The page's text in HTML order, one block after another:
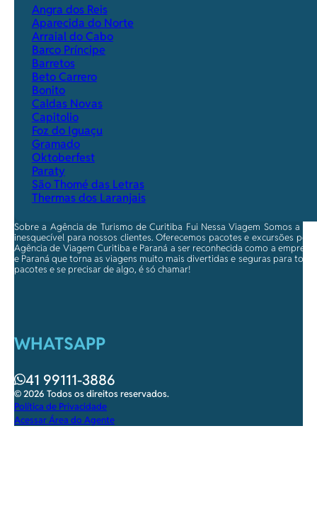
Angra dos Reis
Aparecida do Norte
Arraial do Cabo
Barco Príncipe
Barretos
Beto Carrero
Bonito
Caldas Novas
Capitolio
Foz do Iguaçu
Gramado
Oktoberfest
Paraty
São Thomé das Letras
Thermas dos Laranjais
Sobre a Agência de Turismo de Curitiba Fui Nessa Viagem Somos a
inesquecível para nossos clientes. Oferecemos pacotes e excursões
Agência de Viagem Curitiba e Paraná a ser reconhecida como a
e Paraná que torna as viagens muito mais divertidas e seguras para
pacotes e se precisar de algo, é só chamar!
WHATSAPP
41 99111-3886
© 2026 Todos os direitos reservados.
Política de Privacidade
Acessar Área do Agente